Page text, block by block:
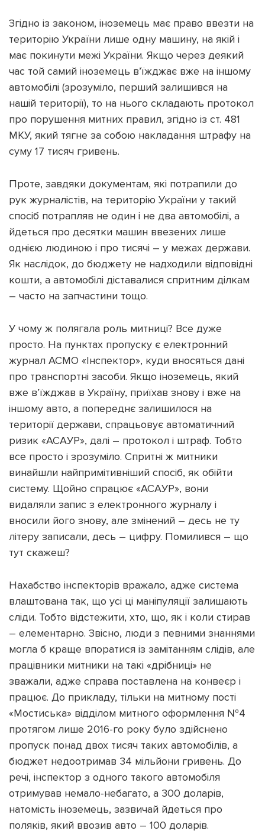
Згідно із законом, іноземець має право ввезти на
територію України лише одну машину, на якій і
має покинути межі України. Якщо через деякий
час той самий іноземець в’їжджає вже на іншому
автомобілі (зрозуміло, перший залишився на
нашій території), то на нього складають протокол
про порушення митних правил, згідно із ст. 481
МКУ, який тягне за собою накладання штрафу на
суму 17 тисяч гривень.
Проте, завдяки документам, які потрапили до
рук журналістів, на територію України у такий
спосіб потрапляв не один і не два автомобілі, а
йдеться про десятки машин ввезених лише
однією людиною і про тисячі – у межах держави.
Як наслідок, до бюджету не надходили відповідні
кошти, а автомобілі діставалися спритним ділкам
– часто на запчастини тощо.
У чому ж полягала роль митниці? Все дуже
просто. На пунктах пропуску є електронний
журнал АСМО «Інспектор», куди вносяться дані
про транспортні засоби. Якщо іноземець, який
вже в’їжджав в Україну, приїхав знову і вже на
іншому авто, а попереднє залишилося на
території держави, спрацьовує автоматичний
ризик «АСАУР», далі – протокол і штраф. Тобто
все просто і зрозуміло. Спритні ж митники
винайшли найпримітивніший спосіб, як обійти
систему. Щойно спрацює «АСАУР», вони
видаляли запис з електронного журналу і
вносили його знову, але змінений – десь не ту
літеру записали, десь – цифру. Помилився – що
тут скажеш?
Нахабство інспекторів вражало, адже система
влаштована так, що усі ці маніпуляції залишають
сліди. Тобто відстежити, хто, що, як і коли стирав
– елементарно. Звісно, люди з певними знаннями
могла б краще впоратися із замітанням слідів, але
працівники митники на такі «дрібниці» не
зважали, адже справа поставлена на конвеєр і
працює. До прикладу, тільки на митному пості
«Мостиська» відділом митного оформлення №4
протягом лише 2016-го року було здійснено
пропуск понад двох тисяч таких автомобілів, а
бюджет недоотримав 34 мільйони гривень. До
речі, інспектор з одного такого автомобіля
отримував немало-небагато, а 300 доларів,
натомість іноземець, зазвичай йдеться про
поляків, який ввозив авто – 100 доларів.